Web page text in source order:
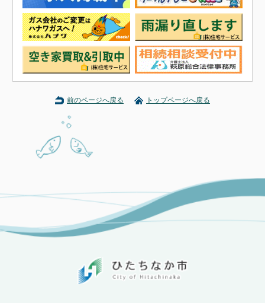
前のページへ戻る トップページへ戻る